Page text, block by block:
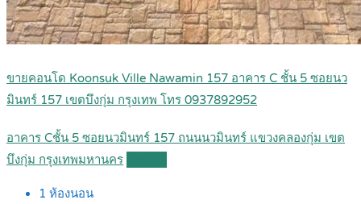
ขายคอนโด Koonsuk Ville Nawamin 157 อาคาร C ชั้น 5 ซอยนว
มินทร์ 157 เขตบึงกุ่ม กรุงเทพ โทร 0937892952
อาคาร Cชั้น 5 ซอยนวมินทร์ 157 ถนนนวมินทร์ แขวงคลองกุ่ม เขต
บึงกุ่ม กรุงเทพมหานคร
1 ห้องนอน